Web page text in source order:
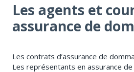
Les agents et
assurance de
Les contrats d’assurance de
Les représentants en assurance